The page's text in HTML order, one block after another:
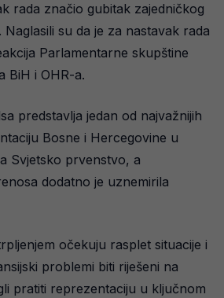
rada značio gubitak zajedničkog
su da je za nastavak rada
Parlamentarne skupštine
BiH i OHR-a.
predstavlja jedan od najvažnijih
Bosne i Hercegovine u
Svjetsko prvenstvo, a
dodatno je uznemirila
očekuju rasplet situacije i
problemi biti riješeni na
pratiti reprezentaciju u ključnom